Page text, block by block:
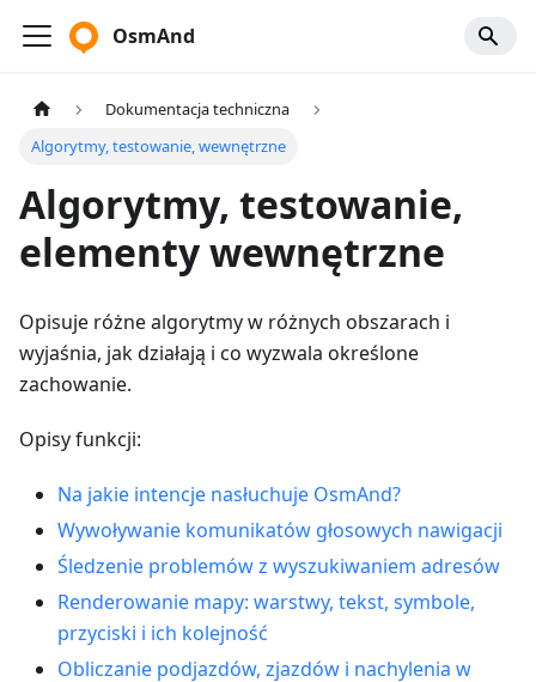
OsmAnd
Dokumentacja techniczna
Algorytmy, testowanie, wewnętrzne
Algorytmy, testowanie,
elementy wewnętrzne
Opisuje różne algorytmy w różnych obszarach i
wyjaśnia, jak działają i co wyzwala określone
zachowanie.
Opisy funkcji:
Na jakie intencje nasłuchuje OsmAnd?
Wywoływanie komunikatów głosowych nawigacji
Śledzenie problemów z wyszukiwaniem adresów
Renderowanie mapy: warstwy, tekst, symbole,
przyciski i ich kolejność
Obliczanie podjazdów, zjazdów i nachylenia w